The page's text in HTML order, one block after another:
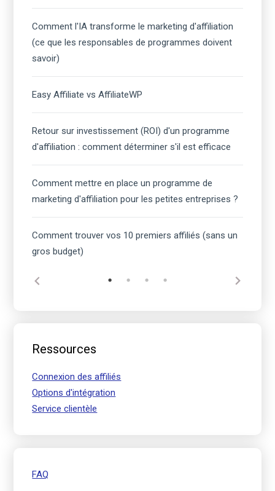
Comment l'IA transforme le marketing d'affiliation
(ce que les responsables de programmes doivent
savoir)
Easy Affiliate vs AffiliateWP
Retour sur investissement (ROI) d'un programme
d'affiliation : comment déterminer s'il est efficace
Comment mettre en place un programme de
marketing d'affiliation pour les petites entreprises ?
Comment trouver vos 10 premiers affiliés (sans un
gros budget)
Ressources
Connexion des affiliés
Options d'intégration
Service clientèle
FAQ